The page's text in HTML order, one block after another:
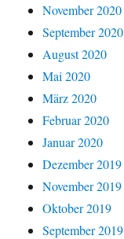
November 2020
September 2020
August 2020
Mai 2020
März 2020
Februar 2020
Januar 2020
Dezember 2019
November 2019
Oktober 2019
September 2019